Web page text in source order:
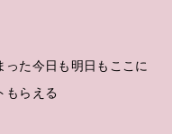
った今日も明日もここに
もらえる